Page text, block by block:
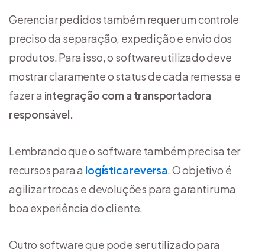
Gerenciar pedidos também requer um controle
preciso da separação, expedição e envio dos
produtos. Para isso, o software utilizado deve
mostrar claramente o status de cada remessa e
fazer a integração com a transportadora
responsável.
Lembrando que o software também precisa ter
recursos para a logística reversa. O objetivo é
agilizar trocas e devoluções para garantir uma
boa experiência do cliente.
Outro software que pode ser utilizado para